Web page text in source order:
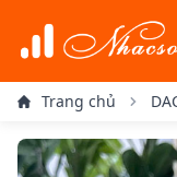
menu
Trang chủ